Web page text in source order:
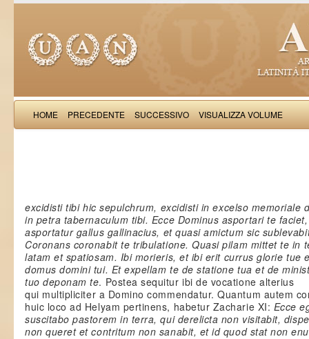
HOME PRECEDENTE SUCCESSIVO VISUALIZZA VOLUME
excidisti tibi hic sepulchrum, excidisti in excelso memoriale
in petra tabernaculum tibi. Ecce Dominus asportari te
asportatur gallus gallinacius, et quasi amictum sic
Coronans coronabit te tribulatione. Quasi pilam mittet te in
latam et spatiosam. Ibi morieris, et ibi erit currus glorie tue
domus domini tui. Et expellam te de statione tua et de
tuo deponam te. Postea sequitur ibi de vocatione alterius
qui multipliciter a Domino commendatur. Quantum autem
huic loco ad Helyam pertinens, habetur Zacharie XI: Ecce
suscitabo pastorem in terra, qui derelicta non visitabit,
non queret et contritum non sanabit, et id quod stat non